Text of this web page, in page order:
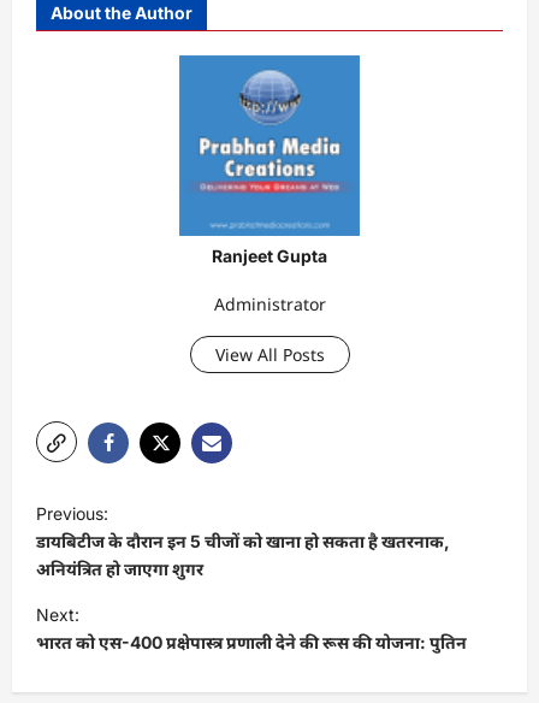
About the Author
Ranjeet Gupta
Administrator
View All Posts
P
o
s
t
n
a
Previous:
डायबिटीज के दौरान इन 5 चीजों को खाना हो सकता है खतरनाक,
अनियंत्रित हो जाएगा शुगर
Next:
भारत को एस-400 प्रक्षेपास्त्र प्रणाली देने की रूस की योजना: पुतिन